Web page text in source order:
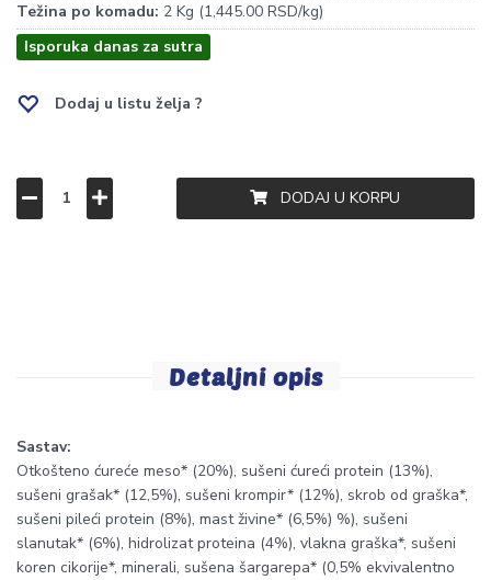
Težina po komadu: 2 Kg (1,445.00 RSD/kg)
Isporuka danas za sutra
Dodaj u listu želja ?
DODAJ U KORPU
Detaljni opis
Sastav:
Otkošteno ćureće meso* (20%), sušeni ćureći protein (13%),
sušeni grašak* (12,5%), sušeni krompir* (12%), skrob od graška*,
sušeni pileći protein (8%), mast živine* (6,5%) %), sušeni
slanutak* (6%), hidrolizat proteina (4%), vlakna graška*, sušeni
koren cikorije*, minerali, sušena šargarepa* (0,5% ekvivalentno